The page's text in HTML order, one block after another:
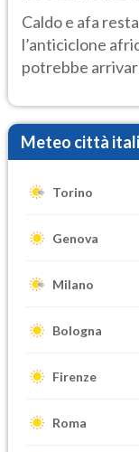
Caldo e afa
l’anticiclone
potrebbe
Meteo città
Torino
Genova
Milano
Bologna
Firenze
Roma